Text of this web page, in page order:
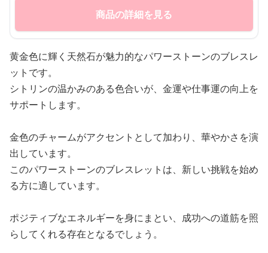
商品の詳細を見る
黄金色に輝く天然石が魅力的なパワーストーンのブレスレ
ットです。
シトリンの温かみのある色合いが、金運や仕事運の向上を
サポートします。
金色のチャームがアクセントとして加わり、華やかさを演
出しています。
このパワーストーンのブレスレットは、新しい挑戦を始め
る方に適しています。
ポジティブなエネルギーを身にまとい、成功への道筋を照
らしてくれる存在となるでしょう。